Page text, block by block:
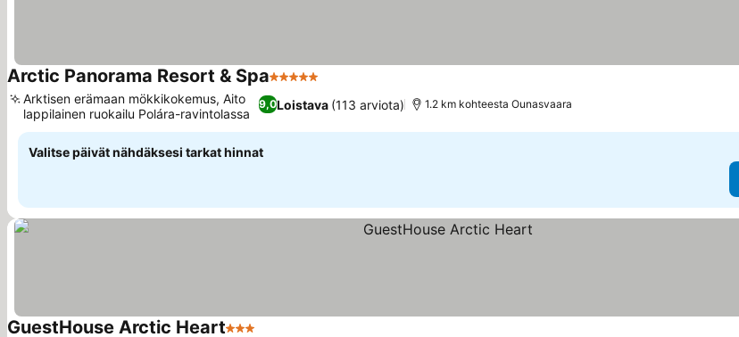
Arctic Panorama Resort & Spa5 Tähtiluokitus
9,0Loistava (113 arviota)
Arktisen erämaan mökkikokemus, Aito
lappilainen ruokailu Polára-ravintolassa
1.2 km kohteesta Ounasvaara
Valitse päivät nähdäksesi tarkat hinnat
GuestHouse Arctic Heart